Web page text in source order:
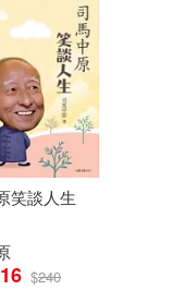
心
笑談人生
$240